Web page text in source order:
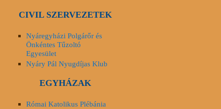
CIVIL SZERVEZETEK
Nyáregyházi Polgárőr és
Önkéntes Tűzoltó
Egyesület
Nyáry Pál Nyugdíjas Klub
EGYHÁZAK
Római Katolikus Plébánia